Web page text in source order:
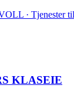
· Tjenester
KLASEIE